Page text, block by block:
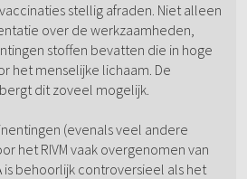
stellig afraden. Niet alleen
over de werkzaamheden,
stoffen bevatten die in hoge
het menselijke lichaam. De
dit zoveel mogelijk.
(evenals veel andere
het RIVM vaak overgenomen van
is behoorlijk controversieel als het